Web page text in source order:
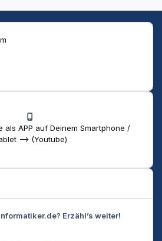
als APP auf Deinem Smartphone /
--> (Youtube)
Erzähl’s weiter!